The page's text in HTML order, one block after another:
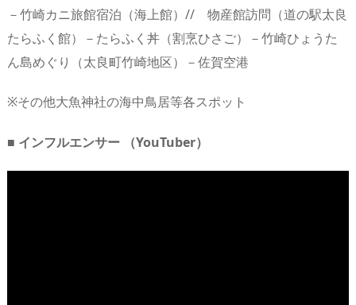
－竹崎カニ旅館宿泊（海上館）// 物産館訪問（道の駅太良
たらふく館）－たらふく丼（割烹ひさご）－竹崎ひょうた
ん島めぐり（太良町竹崎地区）－佐賀空港
※その他大魚神社の海中鳥居等各スポット
■ インフルエンサー （YouTuber）